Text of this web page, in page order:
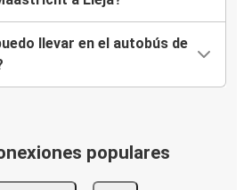
llevar en el autobús de
populares